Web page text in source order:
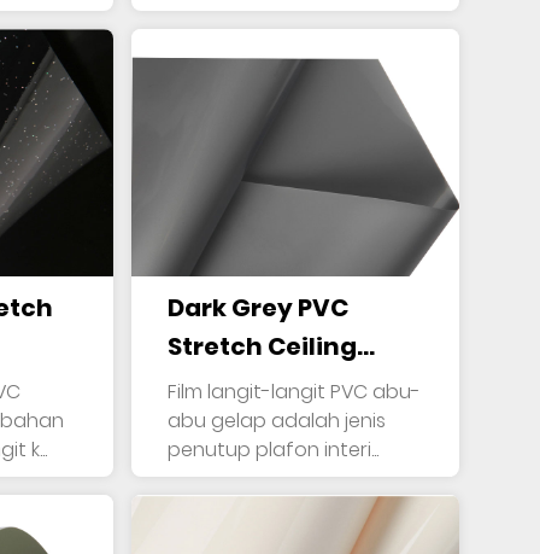
k...
Dark Grey PVC
Stretch Ceiling
Film-6
Film langit-langit PVC abu-
abu gelap adalah jenis
penutup plafon interi...